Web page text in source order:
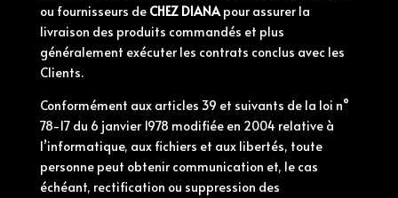
ou fournisseurs de CHEZ DIANApour assurer la
livraison des produits commandés et plus
généralement exécuter les contrats conclus avec les
Clients.
Conformément aux articles 39 et suivants de la loi n°
78-17 du 6 janvier 1978 modifiée en 2004 relative à
l’informatique, aux fichiers et aux libertés, toute
personne peut obtenir communication et, le cas
échéant, rectification ou suppression des